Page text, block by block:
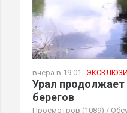
вчера в 19:01
Урал продолжает
берегов
Просмотров (1089) /